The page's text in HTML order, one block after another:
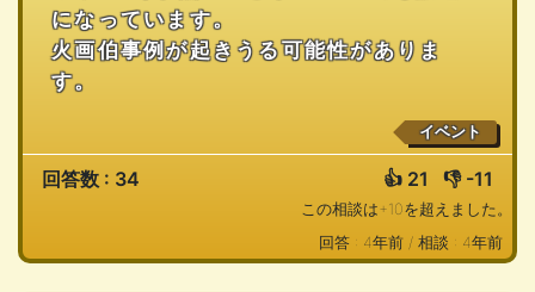
になっています。
火画伯事例が起きうる可能性がありま
す。
イベント
回答数 : 34 👍 21 👎 -11
この相談は+10を超えました。
回答 : 4年前 / 相談 : 4年前